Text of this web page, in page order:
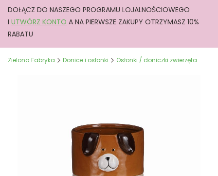
DOŁĄCZ DO NASZEGO PROGRAMU LOJALNOŚCIOWEGO
I UTWÓRZ KONTO A NA PIERWSZE ZAKUPY OTRZYMASZ 10%
RABATU
Zielona Fabryka Donice i osłonki Osłonki / doniczki zwierzęta